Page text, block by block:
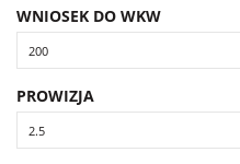
WNIOSEK DO WKW
PROWIZJA